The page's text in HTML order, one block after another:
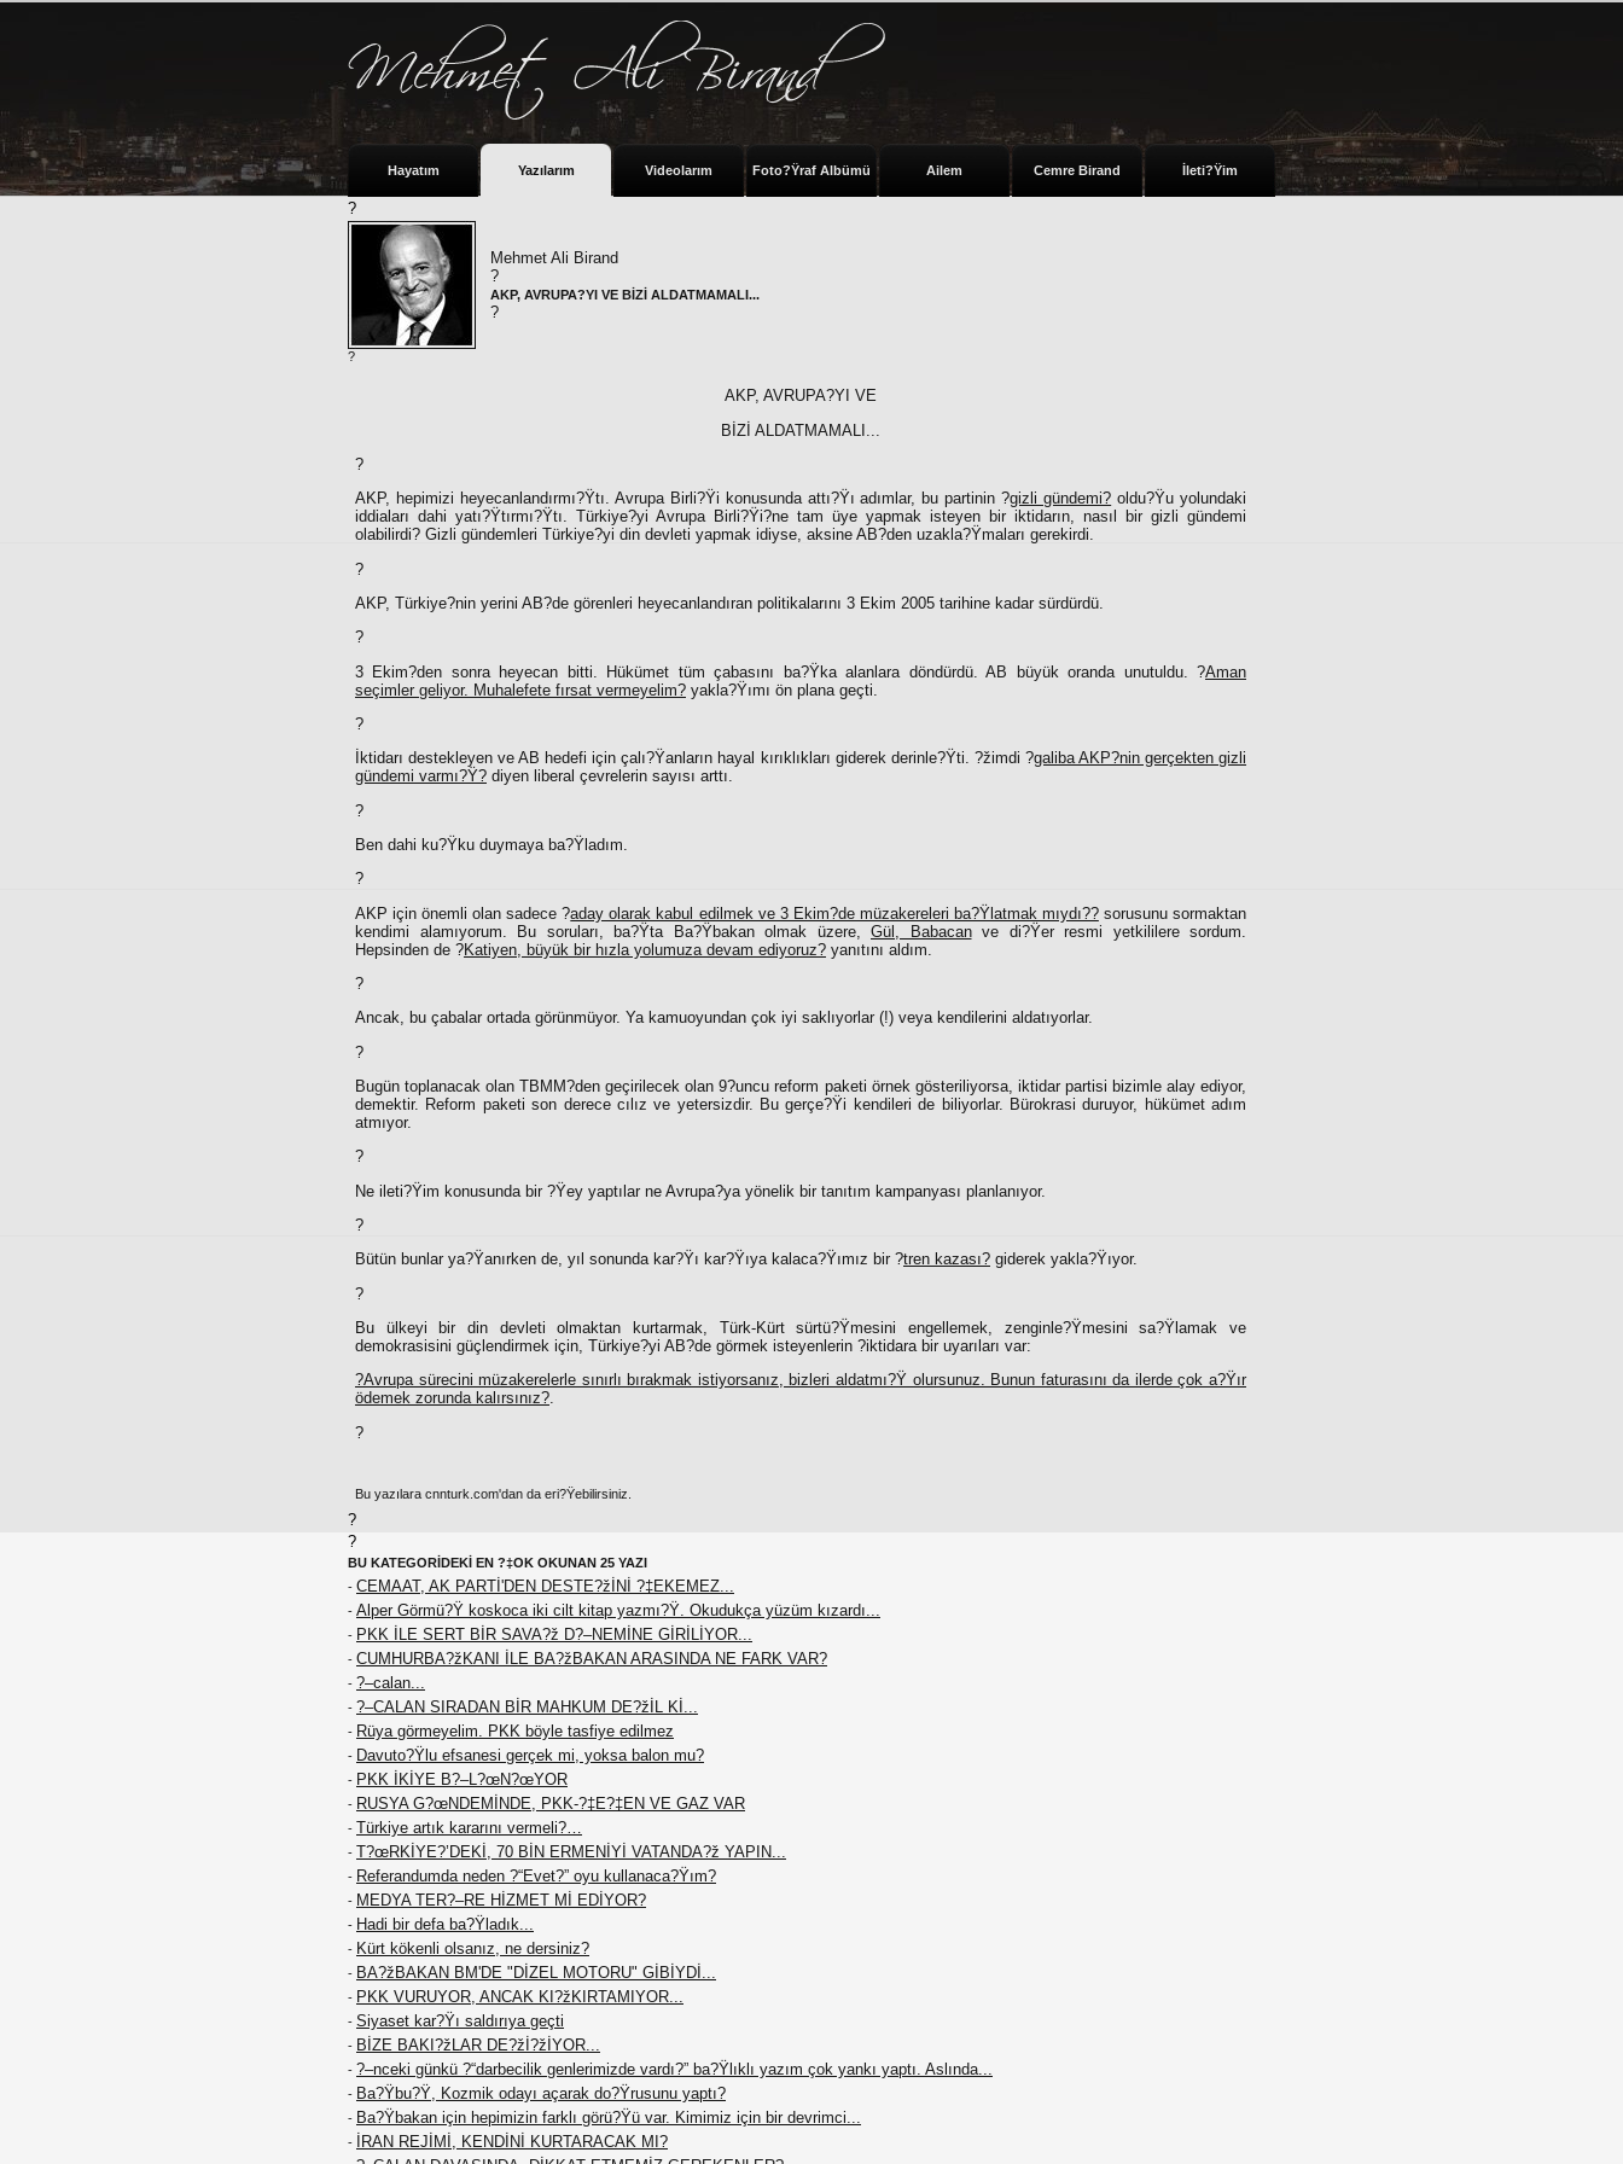
Hayatım Yazılarım Videolarım Foto?Ÿraf Albümü Ailem Cemre Birand İleti?Ÿim
?
Mehmet Ali Birand
?
AKP, AVRUPA?YI VE BİZİ ALDATMAMALI...
?
?
AKP, AVRUPA?YI VE
BİZİ ALDATMAMALI...
?
AKP, hepimizi heyecanlandırmı?Ÿtı. Avrupa Birli?Ÿi konusunda attı?Ÿı adımlar, bu partinin ?gizli gündemi? oldu?Ÿu yolundaki
iddiaları dahi yatı?Ÿtırmı?Ÿtı. Türkiye?yi Avrupa Birli?Ÿi?ne tam üye yapmak isteyen bir iktidarın, nasıl bir gizli gündemi
olabilirdi? Gizli gündemleri Türkiye?yi din devleti yapmak idiyse, aksine AB?den uzakla?Ÿmaları gerekirdi.
?
AKP, Türkiye?nin yerini AB?de görenleri heyecanlandıran politikalarını 3 Ekim 2005 tarihine kadar sürdürdü.
?
3 Ekim?den sonra heyecan bitti. Hükümet tüm çabasını ba?Ÿka alanlara döndürdü. AB büyük oranda unutuldu. ?Aman
seçimler geliyor. Muhalefete fırsat vermeyelim? yakla?Ÿımı ön plana geçti.
?
İktidarı destekleyen ve AB hedefi için çalı?Ÿanların hayal kırıklıkları giderek derinle?Ÿti. ?žimdi ?galiba AKP?nin gerçekten gizli
gündemi varmı?Ÿ? diyen liberal çevrelerin sayısı arttı.
?
Ben dahi ku?Ÿku duymaya ba?Ÿladım.
?
AKP için önemli olan sadece ?aday olarak kabul edilmek ve 3 Ekim?de müzakereleri ba?Ÿlatmak mıydı??sorusunu sormaktan
kendimi alamıyorum. Bu soruları, ba?Ÿta Ba?Ÿbakan olmak üzere, Gül, Babacanve di?Ÿer resmi yetkililere sordum.
Hepsinden de ?Katiyen, büyük bir hızla yolumuza devam ediyoruz? yanıtını aldım.
?
Ancak, bu çabalar ortada görünmüyor. Ya kamuoyundan çok iyi saklıyorlar (!) veya kendilerini aldatıyorlar.
?
Bugün toplanacak olan TBMM?den geçirilecek olan 9?uncu reform paketi örnek gösteriliyorsa, iktidar partisi bizimle alay ediyor,
demektir. Reform paketi son derece cılız ve yetersizdir. Bu gerçe?Ÿi kendileri de biliyorlar. Bürokrasi duruyor, hükümet adım
atmıyor.
?
Ne ileti?Ÿim konusunda bir ?Ÿey yaptılar ne Avrupa?ya yönelik bir tanıtım kampanyası planlanıyor.
?
Bütün bunlar ya?Ÿanırken de, yıl sonunda kar?Ÿı kar?Ÿıya kalaca?Ÿımız bir ?tren kazası? giderek yakla?Ÿıyor.
?
Bu ülkeyi bir din devleti olmaktan kurtarmak, Türk-Kürt sürtü?Ÿmesini engellemek, zenginle?Ÿmesini sa?Ÿlamak ve
demokrasisini güçlendirmek için, Türkiye?yi AB?de görmek isteyenlerin ?iktidara bir uyarıları var:
?Avrupa sürecini müzakerelerle sınırlı bırakmak istiyorsanız, bizleri aldatmı?Ÿ olursunuz. Bunun faturasını da ilerde çok a?Ÿır
ödemek zorunda kalırsınız?.
?
Bu yazılara cnnturk.com'dan da eri?Ÿebilirsiniz.
?
?
BU KATEGORİDEKİ EN ?‡OK OKUNAN 25 YAZI
- CEMAAT, AK PARTİ'DEN DESTE?žİNİ ?‡EKEMEZ...
- Alper Görmü?Ÿ koskoca iki cilt kitap yazmı?Ÿ. Okudukça yüzüm kızardı...
- PKK İLE SERT BİR SAVA?ž D?–NEMİNE GİRİLİYOR...
- CUMHURBA?žKANI İLE BA?žBAKAN ARASINDA NE FARK VAR?
- ?–calan...
- ?–CALAN SIRADAN BİR MAHKUM DE?žİL Kİ...
- Rüya görmeyelim. PKK böyle tasfiye edilmez
- Davuto?Ÿlu efsanesi gerçek mi, yoksa balon mu?
- PKK İKİYE B?–L?œN?œYOR
- RUSYA G?œNDEMİNDE, PKK-?‡E?‡EN VE GAZ VAR
- Türkiye artık kararını vermeli?…
- T?œRKİYE?’DEKİ, 70 BİN ERMENİYİ VATANDA?ž YAPIN...
- Referandumda neden ?“Evet?” oyu kullanaca?Ÿım?
- MEDYA TER?–RE HİZMET Mİ EDİYOR?
- Hadi bir defa ba?Ÿladık...
- Kürt kökenli olsanız, ne dersiniz?
- BA?žBAKAN BM'DE "DİZEL MOTORU" GİBİYDİ...
- PKK VURUYOR, ANCAK KI?žKIRTAMIYOR...
- Siyaset kar?Ÿı saldırıya geçti
- BİZE BAKI?žLAR DE?žİ?žİYOR...
- ?–nceki günkü ?“darbecilik genlerimizde vardı?” ba?Ÿlıklı yazım çok yankı yaptı. Aslında...
- Ba?Ÿbu?Ÿ, Kozmik odayı açarak do?Ÿrusunu yaptı?
- Ba?Ÿbakan için hepimizin farklı görü?Ÿü var. Kimimiz için bir devrimci...
- İRAN REJİMİ, KENDİNİ KURTARACAK MI?